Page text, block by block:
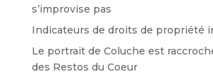
s’improvise pas
Indicateurs de droits de propriété
Le portrait de Coluche est
des Restos du Coeur